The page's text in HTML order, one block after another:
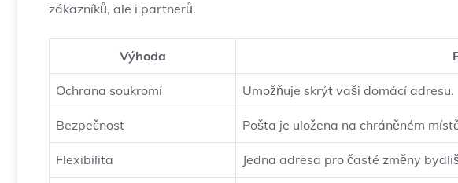
zákazníků, ale i partnerů.
Výhoda
Ochrana soukromí Umožňuje skrýt vaši domácí adresu.
Bezpečnost Pošta je uložena na chráněném
Flexibilita Jedna adresa pro časté změny